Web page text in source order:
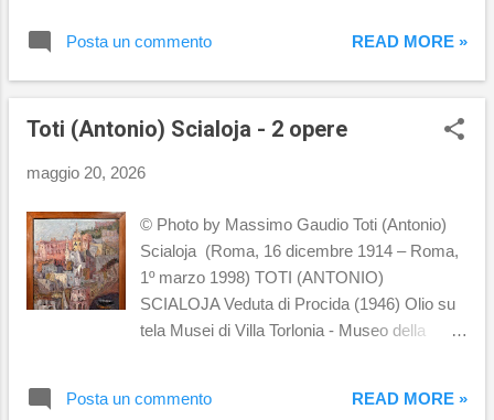
Paribas
Posta un commento READ MORE »
Toti (Antonio) Scialoja - 2 opere
maggio 20, 2026
© Photo by Massimo Gaudio Toti (Antonio)
Scialoja (Roma, 16 dicembre 1914 – Roma,
1º marzo 1998) TOTI (ANTONIO)
SCIALOJA Veduta di Procida (1946) Olio su
tela Musei di Villa Torlonia - Museo della
su tavola, 20 x 26 cm Collezione BNL BNP
Posta un commento READ MORE »